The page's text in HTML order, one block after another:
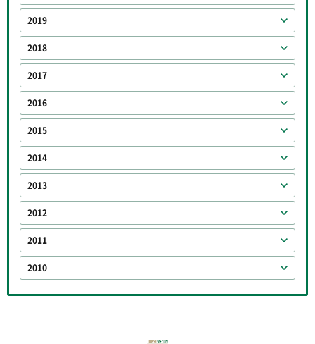
2019
2018
2017
2016
2015
2014
2013
2012
2011
2010